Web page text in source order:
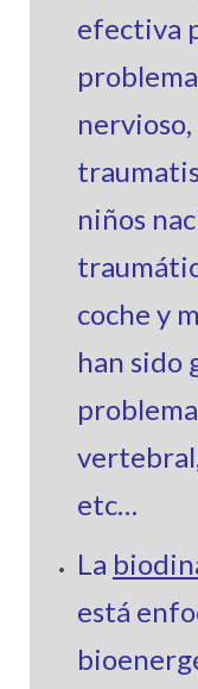
efectiva
niños
coche y
han sido
etc…
La
está